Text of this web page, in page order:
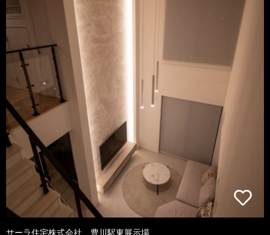
サーラ住宅株式会社 豊川駅東展示場